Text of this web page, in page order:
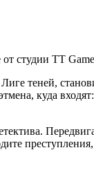
студии TT
теней,
куда